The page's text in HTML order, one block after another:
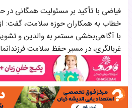
فیاضی با تأکید بر مسئولیت همگانی
خطاب به همکاران حوزه سلامت، گفت: از
با آگاهی‌بخشی مستمر به والدین و
غربالگری، در مسیر حفظ سلامت